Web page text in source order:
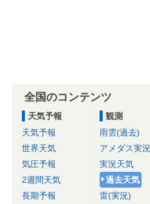
全国のコンテンツ
天気予報
天気予報
世界天気
気圧予報
2週間天気
長期予報
観測
雨雲(過去)
アメダス実況
実況天気
過去天気
雷(実況)